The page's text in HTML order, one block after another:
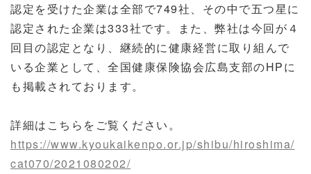
認定を受けた企業は全部で749社、その中で五つ星に
認定された企業は333社です。また、弊社は今回が４
回目の認定となり、継続的に健康経営に取り組んで
いる企業として、全国健康保険協会広島支部のHPに
も掲載されております。
詳細はこちらをご覧ください。
https://www.kyoukaikenpo.or.jp/shibu/hiroshima/
cat070/2021080202/